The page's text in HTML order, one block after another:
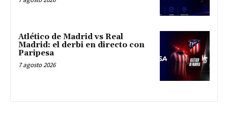
Atlético de Madrid vs Real
Madrid: el derbi en directo con
Paripesa
7 agosto 2026